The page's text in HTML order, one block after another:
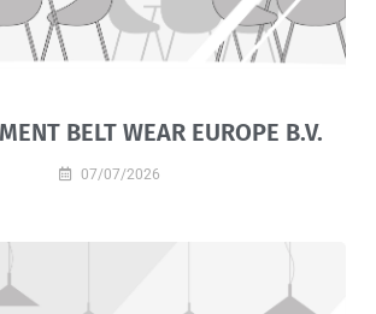
BELT WEAR EUROPE B.V.
07/07/2026